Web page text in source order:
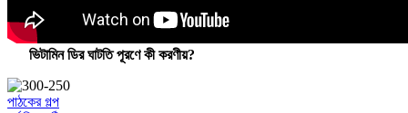
ভিটামিন ডির ঘাটতি পূরণে কী করণীয়?
পাঠকের গল্প